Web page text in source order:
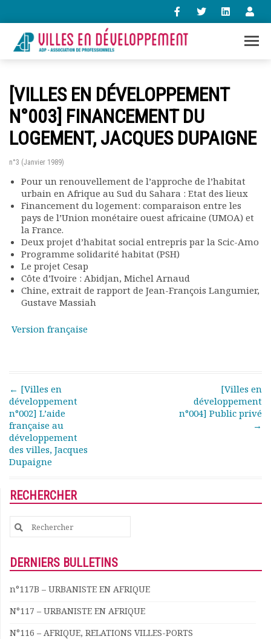
contact@villes-developpement.org
Accueil
Qui sommes-nous ?
Présentation vidéo
Le bureau
Statuts de l’association
Vie de l’association
Calendrier des activités
Assemblées générales
Comptes rendus mensuels
Rapports moraux
Rapports financiers
Nous rejoindre
Le bulletin
Présentation du bulletin
Kiosk
Ressources
Nos actions
Podcast-AdP
Dîners débats
Journées d’études
Matinales
Evénements
Documents
Les adhérents
Annuaire
Forum
Actualités
[VILLES EN DÉVELOPPEMENT
N°003] FINANCEMENT DU
LOGEMENT, JACQUES DUPAIGNE
n°3 (Janvier 1989)
Pour un renouvellement de l’approche de l’habitat
urbain en Afrique au Sud du Sahara : Etat des lieux
Financement du logement: comparaison entre les
pays de l’Union monétaire ouest africaine (UMOA) et
la France.
Deux projet d’habitat social entrepris par la Scic-Amo
Programme solidarité habitat (PSH)
Le projet Cesap
Côte d’Ivoire : Abidjan, Michel Arnaud
Chine, extrait de rapport de Jean-François Langumier,
Gustave Massiah
Version française
Post navigation
← [Villes en
développement
n°002] L’aide
française au
développement
des villes, Jacques
Dupaigne
[Villes en
développement
n°004] Public privé
→
RECHERCHER
Search
for:
DERNIERS BULLETINS
n°117B – URBANISTE EN AFRIQUE
N°117 – URBANISTE EN AFRIQUE
N°116 – AFRIQUE, RELATIONS VILLES-PORTS